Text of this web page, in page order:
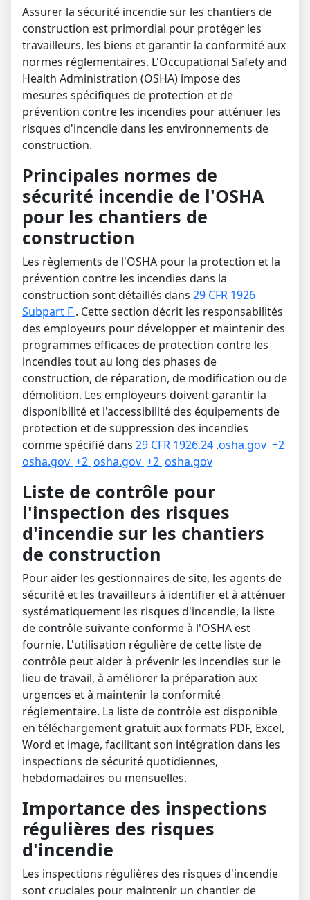
Assurer la sécurité incendie sur les chantiers de
construction est primordial pour protéger les
travailleurs, les biens et garantir la conformité aux
normes réglementaires. L'Occupational Safety and
Health Administration (OSHA) impose des
mesures spécifiques de protection et de
prévention contre les incendies pour atténuer les
risques d'incendie dans les environnements de
construction.
Principales normes de
sécurité incendie de l'OSHA
pour les chantiers de
construction
Les règlements de l'OSHA pour la protection et la
prévention contre les incendies dans la
construction sont détaillés dans 29 CFR 1926
Subpart F . Cette section décrit les responsabilités
des employeurs pour développer et maintenir des
programmes efficaces de protection contre les
incendies tout au long des phases de
construction, de réparation, de modification ou de
démolition. Les employeurs doivent garantir la
disponibilité et l'accessibilité des équipements de
protection et de suppression des incendies
comme spécifié dans 29 CFR 1926.24 .osha.gov +2
osha.gov +2 osha.gov +2 osha.gov
Liste de contrôle pour
l'inspection des risques
d'incendie sur les chantiers
de construction
Pour aider les gestionnaires de site, les agents de
sécurité et les travailleurs à identifier et à atténuer
systématiquement les risques d'incendie, la liste
de contrôle suivante conforme à l'OSHA est
fournie. L'utilisation régulière de cette liste de
contrôle peut aider à prévenir les incendies sur le
lieu de travail, à améliorer la préparation aux
urgences et à maintenir la conformité
réglementaire. La liste de contrôle est disponible
en téléchargement gratuit aux formats PDF, Excel,
Word et image, facilitant son intégration dans les
inspections de sécurité quotidiennes,
hebdomadaires ou mensuelles.
Importance des inspections
régulières des risques
d'incendie
Les inspections régulières des risques d'incendie
sont cruciales pour maintenir un chantier de